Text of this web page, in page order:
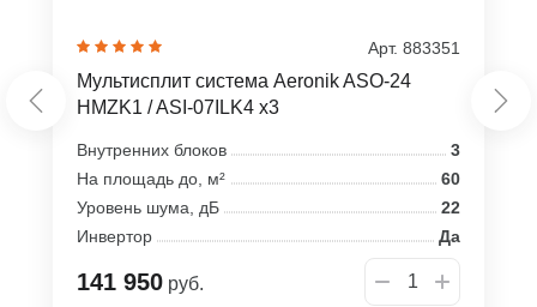
Арт. 883351
Мультисплит система Aeronik ASO-24
HMZK1 / ASI-07ILK4 x3
Внутренних блоков
3
На площадь до, м²
60
Уровень шума, дБ
22
Инвертор
Да
141 950 руб.